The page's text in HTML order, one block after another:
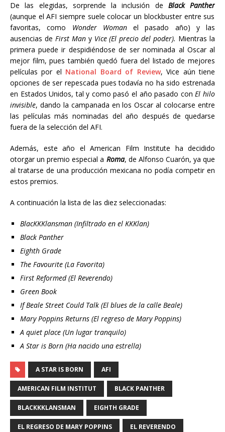
De las elegidas, sorprende la inclusión de Black Panther
(aunque el AFI siempre suele colocar un blockbuster entre sus
favoritas, como Wonder Womanel pasado año) y las
ausencias de First Man yVice (El precio del poder). Mientras la
primera puede ir despidiéndose de ser nominada al Oscar al
mejor film, pues también quedó fuera del listado de mejores
películas por el National Board of Review, Vice aún tiene
opciones de ser repescada pues todavía no ha sido estrenada
en Estados Unidos, tal y como pasó el año pasado conEl hilo
invisible, dando la campanada en los Oscar al colocarse entre
las películas más nominadas del año después de quedarse
fuera de la selección del AFI.
Además, este año el American Film Institute ha decidido
otorgar un premio especial a Roma, de Alfonso Cuarón, ya que
al tratarse de una producción mexicana no podía competir en
estos premios.
A continuación la lista de las diez seleccionadas:
BlacKKKlansman (Infiltrado en el KKKlan)
Black Panther
Eighth Grade
The Favourite (La Favorita)
First Reformed (El Reverendo)
Green Book
If Beale Street Could Talk (El blues de la calle Beale)
Mary Poppins Returns (El regreso de Mary Poppins)
A quiet place (Un lugar tranquilo)
A Star is Born (Ha nacido una estrella)
A STAR IS BORN AFI
AMERICAN FILM INSTITUT BLACK PANTHER
BLACKKKLANSMAN EIGHTH GRADE
EL REGRESO DE MARY POPPINS EL REVERENDO